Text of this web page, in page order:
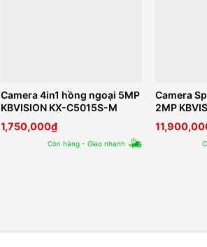
Camera 4in1 hồng ngoại 5MP
KBVISION KX-C5015S-M
1,750,000₫
Còn hàng - Giao nhanh
Camera
2MP